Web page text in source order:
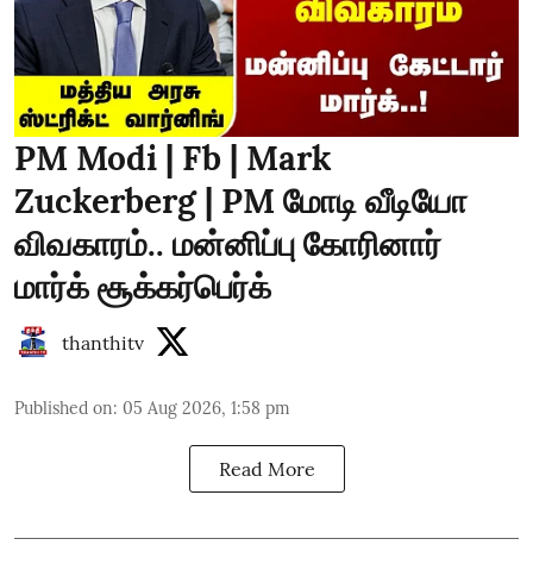
PM Modi | Fb | Mark
Zuckerberg | PM மோடி வீடியோ
விவகாரம்.. மன்னிப்பு கோரினார்
மார்க் சூக்கர்பெர்க்
thanthitv
Published on: 05 Aug 2026, 1:58 pm
Read More